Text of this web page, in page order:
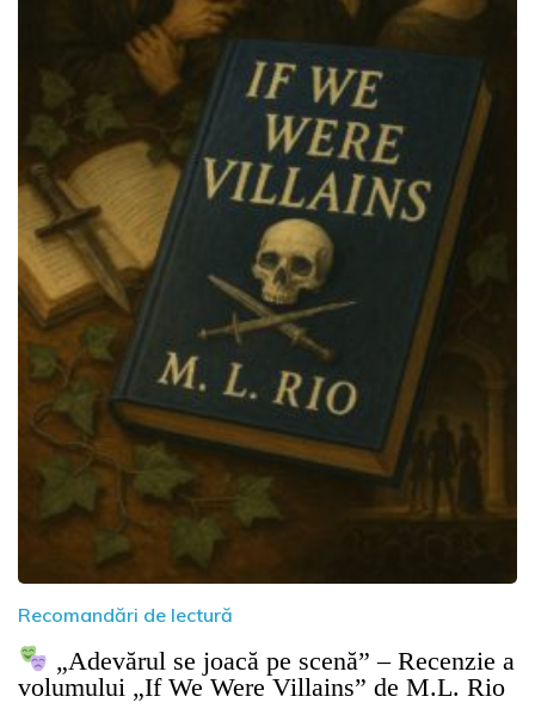
Recomandări de lectură
„Adevărul se joacă pe scenă” – Recenzie a
volumului „If We Were Villains” de M.L. Rio